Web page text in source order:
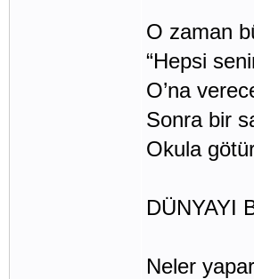
O zaman
“Hepsi
O’na
Sonra bir
Okula
DÜNYAYI
Neler